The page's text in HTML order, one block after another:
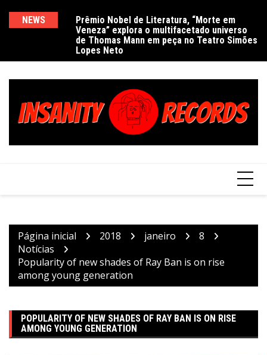
NEWS
Prêmio Nobel de Literatura, “Morte em
Veneza” explora o multifacetado universo
de Thomas Mann em peça no Teatro Simões
Lopes Neto
Página inicial 2018 janeiro
8
Notícias
Popularity of new shades of Ray Ban is on rise
among young generation
POPULARITY OF NEW SHADES OF RAY BAN IS ON RISE
AMONG YOUNG GENERATION